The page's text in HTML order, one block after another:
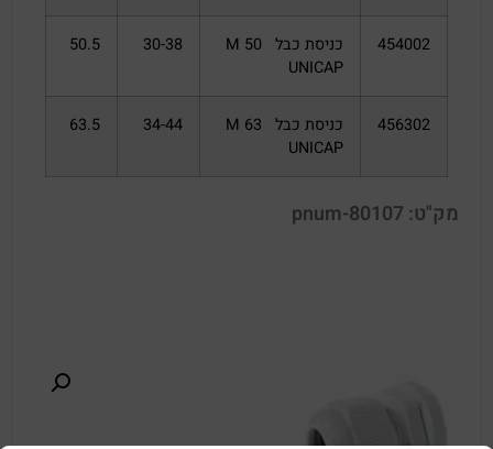
454002
כניסת כבל M 50
UNICAP
30-38
50.5
456302
כניסת כבל M 63
UNICAP
34-44
63.5
מק"ט: pnum-80107